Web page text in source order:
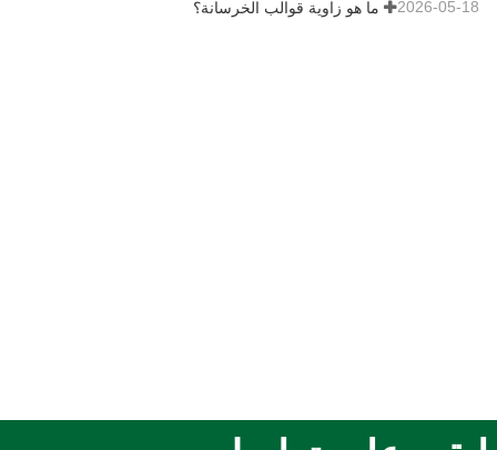
ما هو زاوية قوالب الخرسانة؟ 2026-05-18